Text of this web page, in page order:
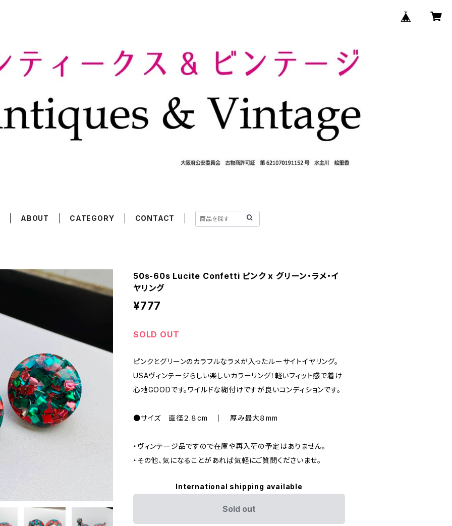
ABOUT CATEGORY CONTACT
50s-60s Lucite Confetti ピンク x グリーン・ラメ・イ
ヤリング
¥777
SOLD OUT
ピンクとグリーンのカラフルなラメが入ったルーサイトイヤリング。
USAヴィンテージらしい楽しいカラーリング！軽いフィット感で着け
心地GOODです。ワイルドな糊付けですが良いコンディションです。
●サイズ 直径２.８cm ｜ 厚み最大８mm
・ヴィンテージ品ですので在庫や再入荷の予定はありません。
・その他、気になることがあれば気軽にご質問くださいませ。
International shipping available
Sold out